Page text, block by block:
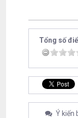
Tổng số
Ý kiến